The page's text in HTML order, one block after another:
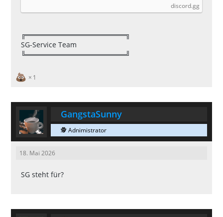
discord.gg
╔════════════════════╗
SG-Service Team
╚════════════════════╝
1
GangstaSunny
🕵 Adnimistrator
18. Mai 2026
SG steht für?